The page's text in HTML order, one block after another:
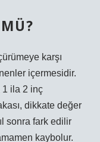
karşı
içermesidir.
1 ila 2 inç
dikkate değer
sonra fark edilir
kaybolur.